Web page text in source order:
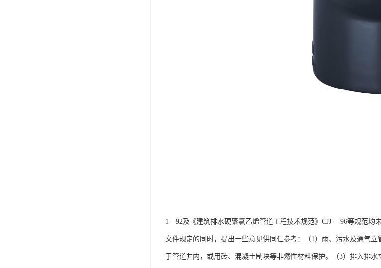
1—92及《建筑排水硬聚氯乙烯管道工程技术规范》CJJ —96等规范均
文件规定的同时，提出一些意见供同仁参考：（1）雨、污水及通气
于管道井内，或用砖、混凝土制块等非燃性材料保护。（3）排入排